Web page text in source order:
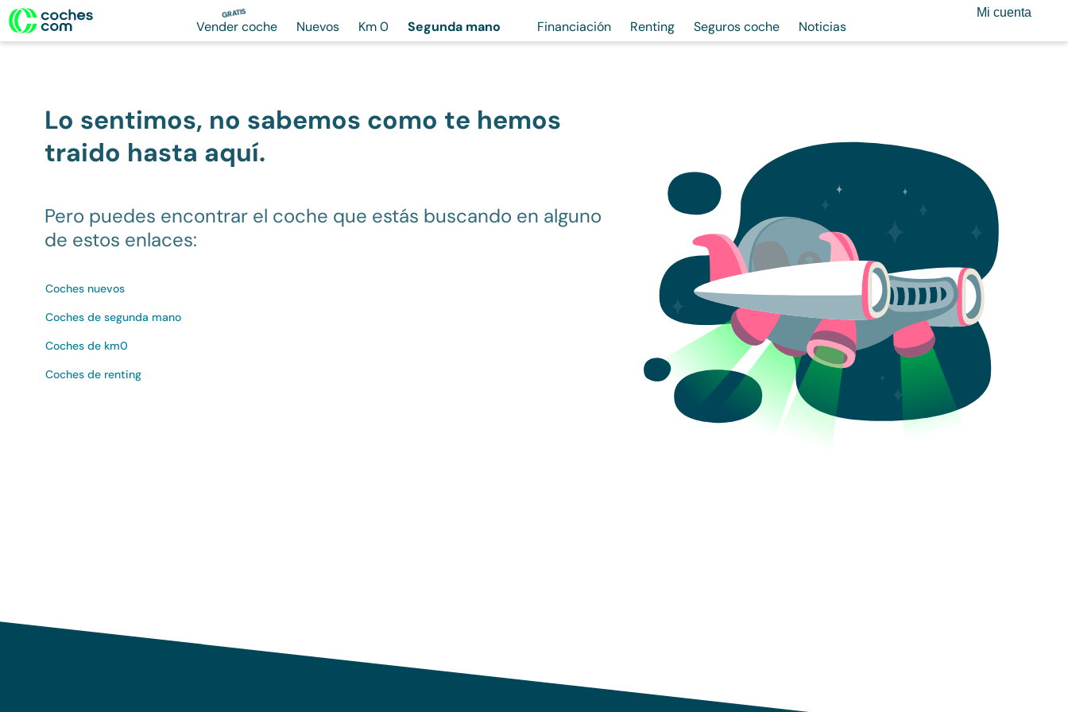
GRATIS
Vender coche Nuevos Km 0 Segunda mano Financiación Renting Seguros coche Noticias
Mi cuenta
Lo sentimos, no sabemos como te hemos
traido hasta aquí.
Pero puedes encontrar el coche que estás buscando en alguno
de estos enlaces:
Coches nuevos
Coches de segunda mano
Coches de km0
Coches de renting